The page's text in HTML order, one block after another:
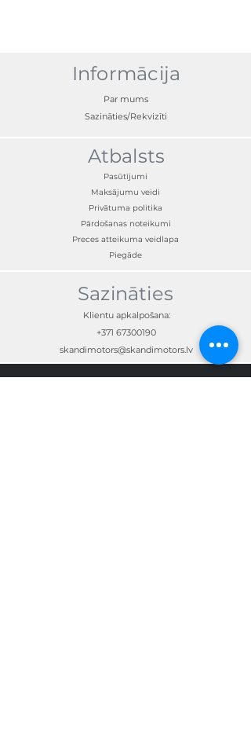
Informācija
Par mums
Sazināties/Rekvizīti
Atbalsts
Pasūtījumi
Maksājumu veidi
Privātuma politika
Pārdošanas noteikumi
Preces atteikuma veidlapa
Piegāde
Sazināties
Klientu apkalpošana:
+371 67300190
skandimotors@skandimotors.lv
© Skandi Motors SIA 2023